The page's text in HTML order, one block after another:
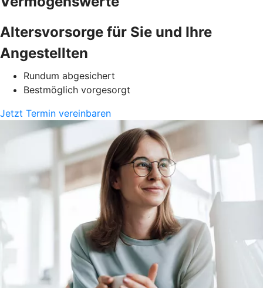
Altersvorsorge für Sie und Ihre
Angestellten
Rundum abgesichert
Bestmöglich vorgesorgt
Jetzt Termin vereinbaren